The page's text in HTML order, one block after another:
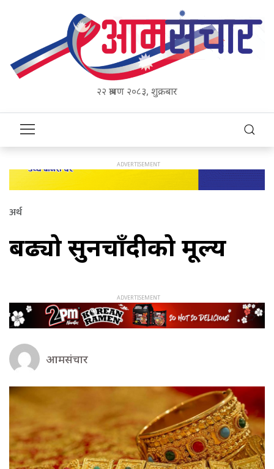
२२ श्रावण २०८३, शुक्रबार
अर्थ
बढ्यो सुनचाँदीको मूल्य
आमसंचार